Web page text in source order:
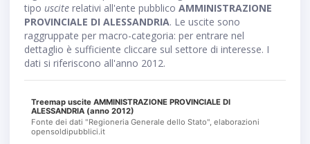
tipo uscite relativi all'ente pubblico AMMINISTRAZIONE
PROVINCIALE DI ALESSANDRIA. Le uscite sono
raggruppate per macro-categoria: per entrare nel
dettaglio è sufficiente cliccare sul settore di interesse. I
dati si riferiscono all'anno 2012.
Treemap uscite AMMINISTRAZIONE PROVINCIALE DI
ALESSANDRIA (anno 2012)
Fonte dei dati "Regioneria Generale dello Stato", elaborazioni
opensoldipubblici.it